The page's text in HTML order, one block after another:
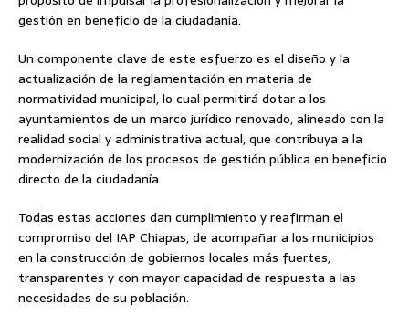
gestión en beneficio de la ciudadanía.
Un componente clave de este esfuerzo es el diseño y la
actualización de la reglamentación en materia de
normatividad municipal, lo cual permitirá dotar a los
ayuntamientos de un marco jurídico renovado, alineado con la
realidad social y administrativa actual, que contribuya a la
modernización de los procesos de gestión pública en beneficio
directo de la ciudadanía.
Todas estas acciones dan cumplimiento y reafirman el
compromiso del IAP Chiapas, de acompañar a los municipios
en la construcción de gobiernos locales más fuertes,
transparentes y con mayor capacidad de respuesta a las
necesidades de su población.